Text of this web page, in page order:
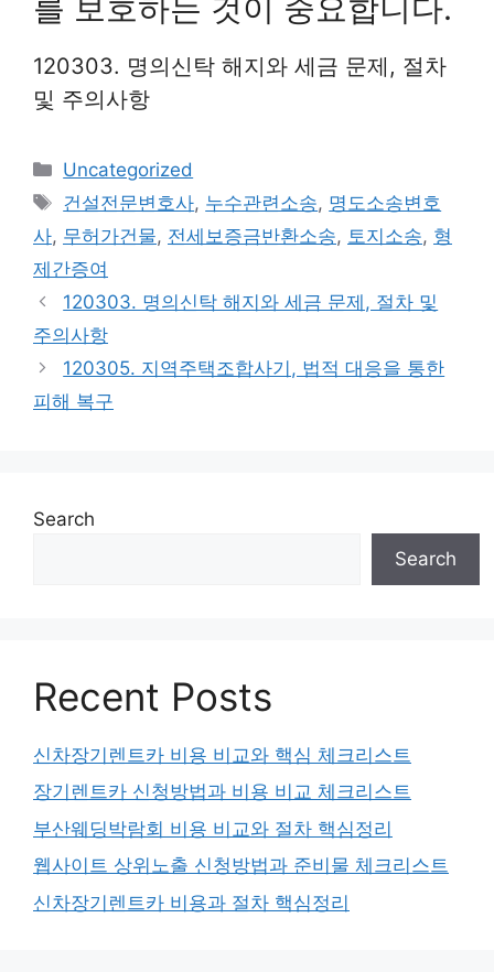
를 보호하는 것이 중요합니다.
120303. 명의신탁 해지와 세금 문제, 절차
및 주의사항
Categories
Uncategorized
Tags
건설전문변호사, 누수관련소송, 명도소송변호
사, 무허가건물, 전세보증금반환소송, 토지소송, 형
제간증여
120303. 명의신탁 해지와 세금 문제, 절차 및
주의사항
120305. 지역주택조합사기, 법적 대응을 통한
피해 복구
Search
Search
Recent Posts
신차장기렌트카 비용 비교와 핵심 체크리스트
장기렌트카 신청방법과 비용 비교 체크리스트
부산웨딩박람회 비용 비교와 절차 핵심정리
웹사이트 상위노출 신청방법과 준비물 체크리스트
신차장기렌트카 비용과 절차 핵심정리